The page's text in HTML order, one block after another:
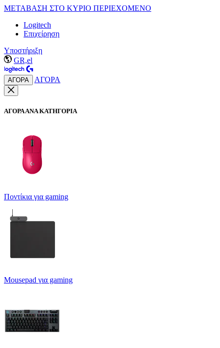
ΜΕΤΑΒΑΣΗ ΣΤΟ ΚΥΡΙΟ ΠΕΡΙΕΧΟΜΕΝΟ
Logitech
Επιχείρηση
Υποστήριξη
GR,el
ΑΓΟΡΑ ΑΓΟΡΑ
ΑΓΟΡΑ ΑΝΑ ΚΑΤΗΓΟΡΙΑ
Ποντίκια για gaming
Mousepad για gaming